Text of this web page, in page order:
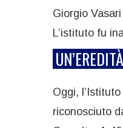
Giorgio
L’istituto fu
Oggi,
riconosciuto